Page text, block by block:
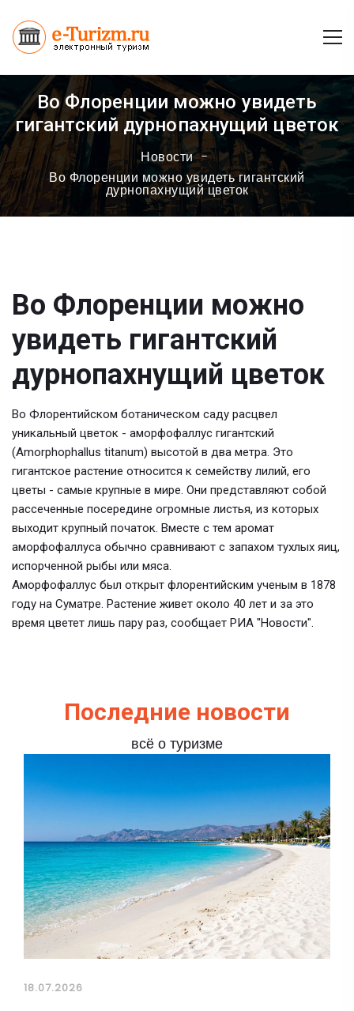
Во Флоренции можно увидеть
гигантский дурнопахнущий цветок
Новости
Во Флоренции можно увидеть гигантский
дурнопахнущий цветок
Во Флоренции можно
увидеть гигантский
дурнопахнущий цветок
Во Флорентийском ботаническом саду расцвел
уникальный цветок - аморфофаллус гигантский
(Amorphophallus titanum) высотой в два метра. Это
гигантское растение относится к семейству лилий, его
цветы - самые крупные в мире. Они представляют собой
рассеченные посередине огромные листья, из которых
выходит крупный початок. Вместе с тем аромат
аморфофаллуса обычно сравнивают с запахом тухлых яиц,
испорченной рыбы или мяса.
Аморфофаллус был открыт флорентийским ученым в 1878
году на Суматре. Растение живет около 40 лет и за это
время цветет лишь пару раз, сообщает РИА "Новости".
Последние новости
всё о туризме
18.07.2026